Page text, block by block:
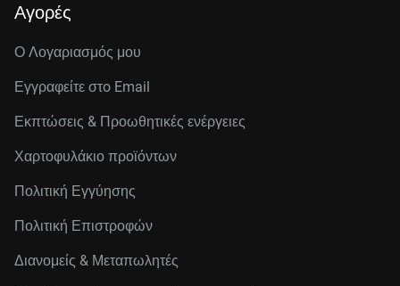
Αγορές
Ο Λογαριασμός μου
Εγγραφείτε στo Email
Εκπτώσεις & Προωθητικές ενέργειες
Χαρτοφυλάκιο προϊόντων
Πολιτική Εγγύησης
Πολιτική Επιστροφών
Διανομείς & Μεταπωλητές